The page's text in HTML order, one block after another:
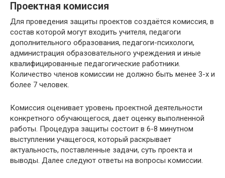
Проектная комиссия
Для проведения защиты проектов создаётся комиссия, в
состав которой могут входить учителя, педагоги
дополнительного образования, педагоги-психологи,
администрация образовательного учреждения и иные
квалифицированные педагогические работники.
Количество членов комиссии не должно быть менее 3-х и
более 7 человек.
Комиссия оценивает уровень проектной деятельности
конкретного обучающегося, дает оценку выполненной
работы. Процедура защиты состоит в 6-8 минутном
выступлении учащегося, который раскрывает
актуальность, поставленные задачи, суть проекта и
выводы. Далее следуют ответы на вопросы комиссии.